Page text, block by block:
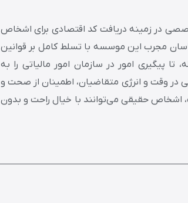
در زمینه دریافت کد اقتصادی برای اشخاص
مجرب این موسسه با تسلط کامل بر قوانین
تا پیگیری امور در سازمان امور مالیاتی را به
وقت و انرژی متقاضیان، اطمینان از صحت و
اشخاص حقیقی می‌توانند با خیال راحت و بدون